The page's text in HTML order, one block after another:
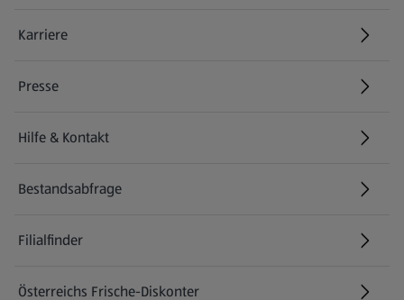
Karriere
(öffnet in einem neuen Tab)
Presse
Hilfe & Kontakt
(öffnet in einem neuen Tab)
Bestandsabfrage
(öffnet in einem neuen Tab)
Filialfinder
Österreichs Frische-Diskonter